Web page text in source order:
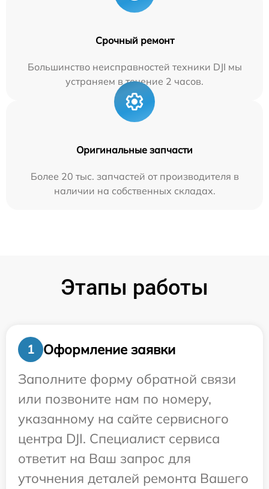
Срочный ремонт
Большинство неисправностей техники DJI мы
устраняем в течение 2 часов.
Оригинальные запчасти
Более 20 тыс. запчастей от производителя в
наличии на собственных складах.
Этапы работы
1
Оформление заявки
Заполните форму обратной связи
или позвоните нам по номеру,
указанному на сайте сервисного
центра DJI. Специалист сервиса
ответит на Ваш запрос для
уточнения деталей ремонта Вашего